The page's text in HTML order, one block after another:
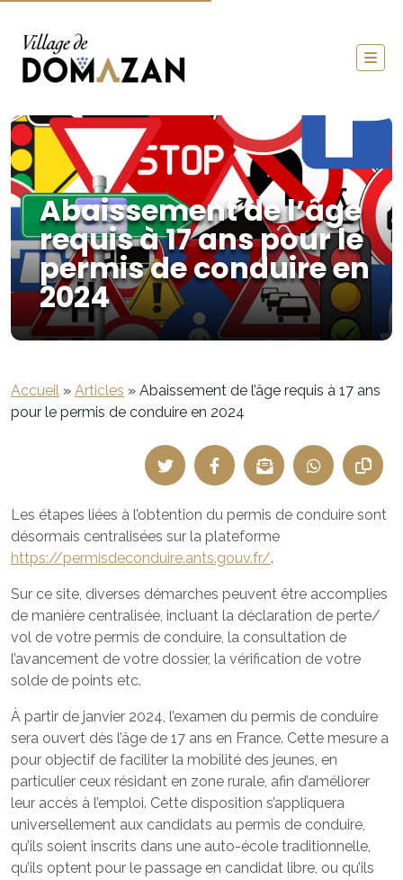
Abaissement de l’âge
requis à 17 ans pour le
permis de conduire en
2024
Accueil » Articles » Abaissement de l’âge requis à 17 ans
pour le permis de conduire en 2024
Les étapes liées à l’obtention du permis de conduire sont
désormais centralisées sur la plateforme
https://permisdeconduire.ants.gouv.fr/.
Sur ce site, diverses démarches peuvent être accomplies
de manière centralisée, incluant la déclaration de perte/
vol de votre permis de conduire, la consultation de
l’avancement de votre dossier, la vérification de votre
solde de points etc.
À partir de janvier 2024, l’examen du permis de conduire
sera ouvert dès l’âge de 17 ans en France. Cette mesure a
pour objectif de faciliter la mobilité des jeunes, en
particulier ceux résidant en zone rurale, afin d’améliorer
leur accès à l’emploi. Cette disposition s’appliquera
universellement aux candidats au permis de conduire,
qu’ils soient inscrits dans une auto-école traditionnelle,
qu’ils optent pour le passage en candidat libre, ou qu’ils